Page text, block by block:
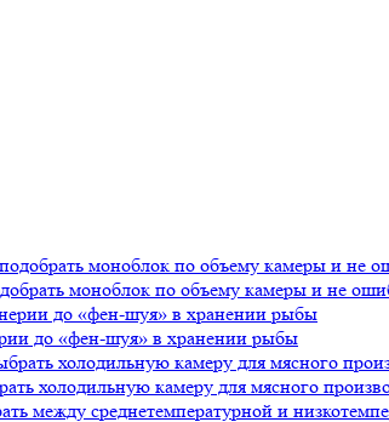
моноблок по объему камеры и не
до «фен-шуя» в хранении рыбы
холодильную камеру для мясного